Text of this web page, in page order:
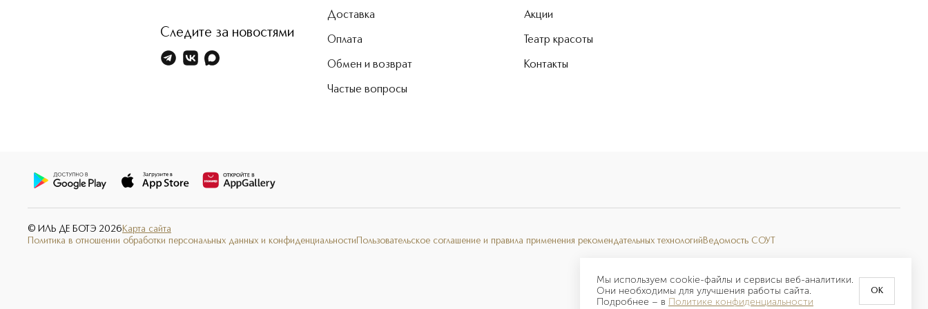
Мы используем cookie-файлы и сервисы веб-аналитики.
Они необходимы для улучшения работы сайта.
Подробнее – в Политике конфиденциальности
OK
Следите за новостями
Доставка
Оплата
Обмен и возврат
Частые вопросы
Акции
Театр красоты
Контакты
© ИЛЬ ДЕ БОТЭ 2026 Карта сайта
Политика в отношении обработки персональных данных и конфиденциальности Пользовательское соглашение и правила применения рекомендательных технологий Ведомость СОУТ